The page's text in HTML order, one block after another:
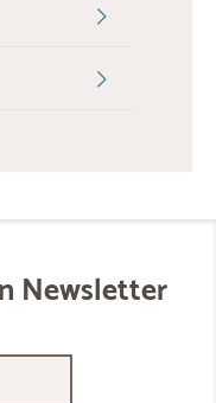
Newsletter